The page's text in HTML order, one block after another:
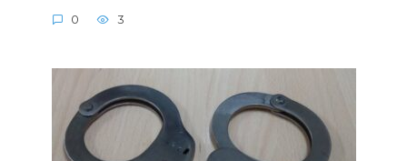
0 3